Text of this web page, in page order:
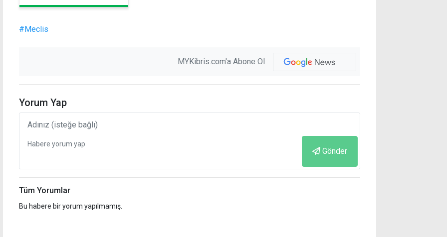
#Meclis
MYKibris.com'a Abone Ol
Yorum Yap
Gönder
Tüm Yorumlar
Bu habere bir yorum yapılmamış.